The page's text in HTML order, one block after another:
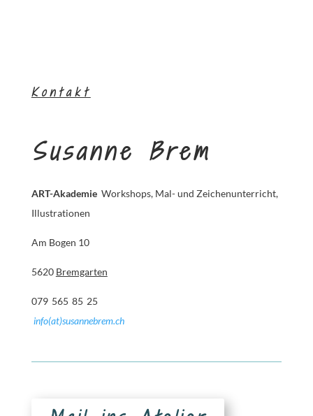
Kontakt
Susanne Brem
ART-Akademie Workshops, Mal- und Zeichenunterricht,
Illustrationen
Am Bogen 10
5620 Bremgarten
079 565 85 25
info(at)susannebrem.ch